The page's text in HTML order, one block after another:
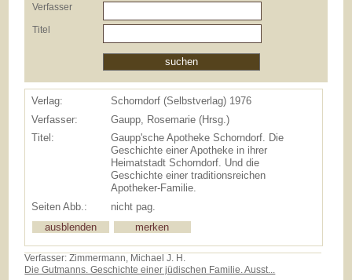
Verfasser
Titel
Verlag:
Schorndorf (Selbstverlag) 1976
Verfasser:
Gaupp, Rosemarie (Hrsg.)
Titel:
Gaupp'sche Apotheke Schorndorf. Die
Geschichte einer Apotheke in ihrer
Heimatstadt Schorndorf. Und die
Geschichte einer traditionsreichen
Apotheker-Familie.
Seiten Abb.:
nicht pag.
Verfasser: Zimmermann, Michael J. H.
Die Gutmanns. Geschichte einer jüdischen Familie. Ausst...